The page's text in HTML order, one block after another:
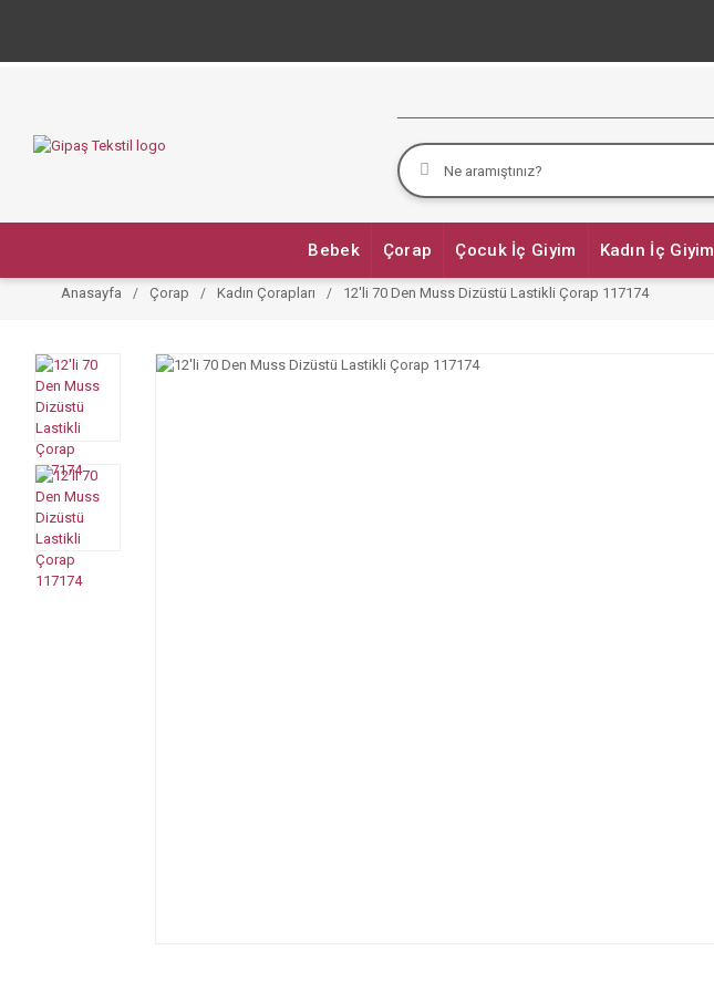
Bebek Çorap Çocuk İç Giyim Kadın İç Giyim
Anasayfa Çorap Kadın Çorapları 12'li 70 Den Muss Dizüstü Lastikli Çorap 117174